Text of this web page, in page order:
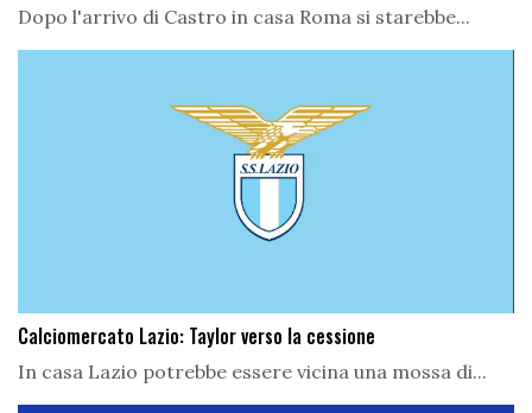
Dopo l'arrivo di Castro in casa Roma si starebbe...
Calciomercato Lazio: Taylor verso la cessione
In casa Lazio potrebbe essere vicina una mossa di...